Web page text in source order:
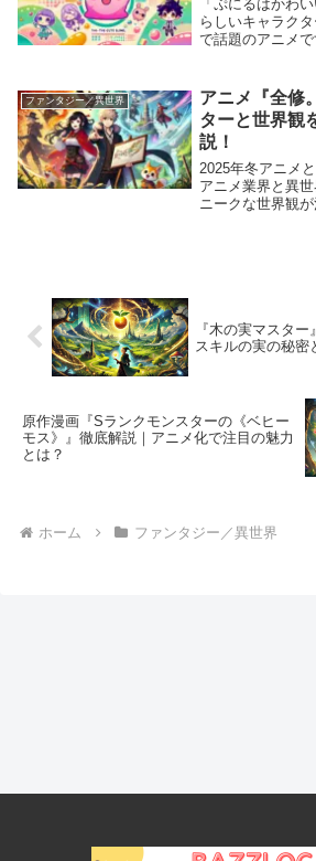
「ぷにるはかわ
らしいキャラク
で話題のアニメで
「ぷにるはかわい
声優一覧を詳...
ファンタジー／異世界
アニメ『全修
ターと世界観
説！
2025年冬アニメ
アニメ業界と異
ニークな世界観
『木の実マスタ
スキルの実の秘密
原作漫画『Sランクモンスターの《ベヒー
モス》』徹底解説｜アニメ化で注目の魅力
とは？
ホーム ファンタジー／異世界